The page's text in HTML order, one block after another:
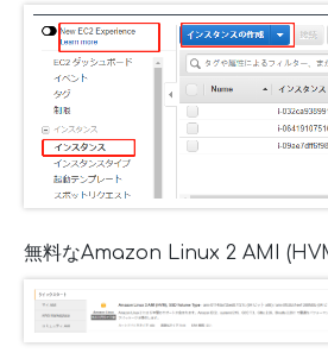
無料なAmazon Linux 2 AMI